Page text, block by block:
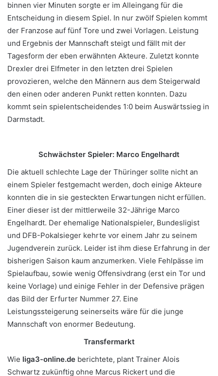
binnen vier Minuten sorgte er im Alleingang für die
Entscheidung in diesem Spiel. In nur zwölf Spielen kommt
der Franzose auf fünf Tore und zwei Vorlagen. Leistung
und Ergebnis der Mannschaft steigt und fällt mit der
Tagesform der eben erwähnten Akteure. Zuletzt konnte
Drexler drei Elfmeter in den letzten drei Spielen
provozieren, welche den Männern aus dem Steigerwald
den einen oder anderen Punkt retten konnten. Dazu
kommt sein spielentscheidendes 1:0 beim Auswärtssieg in
Darmstadt.
Schwächster Spieler: Marco Engelhardt
Die aktuell schlechte Lage der Thüringer sollte nicht an
einem Spieler festgemacht werden, doch einige Akteure
konnten die in sie gesteckten Erwartungen nicht erfüllen.
Einer dieser ist der mittlerweile 32-Jährige Marco
Engelhardt. Der ehemalige Nationalspieler, Bundesligist
und DFB-Pokalsieger kehrte vor einem Jahr zu seinem
Jugendverein zurück. Leider ist ihm diese Erfahrung in der
bisherigen Saison kaum anzumerken. Viele Fehlpässe im
Spielaufbau, sowie wenig Offensivdrang (erst ein Tor und
keine Vorlage) und einige Fehler in der Defensive prägen
das Bild der Erfurter Nummer 27. Eine
Leistungssteigerung seinerseits wäre für die junge
Mannschaft von enormer Bedeutung.
Transfermarkt
Wie liga3-online.de berichtete, plant Trainer Alois
Schwartz zukünftig ohne Marcus Rickert und die